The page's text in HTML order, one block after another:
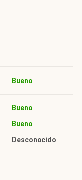
Bueno
Bueno
Bueno
Desconocido